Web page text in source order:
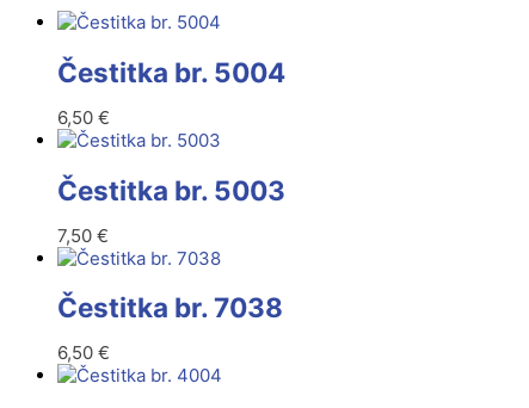
Čestitka br. 5004
6,50 €
Čestitka br. 5003
7,50 €
Čestitka br. 7038
6,50 €